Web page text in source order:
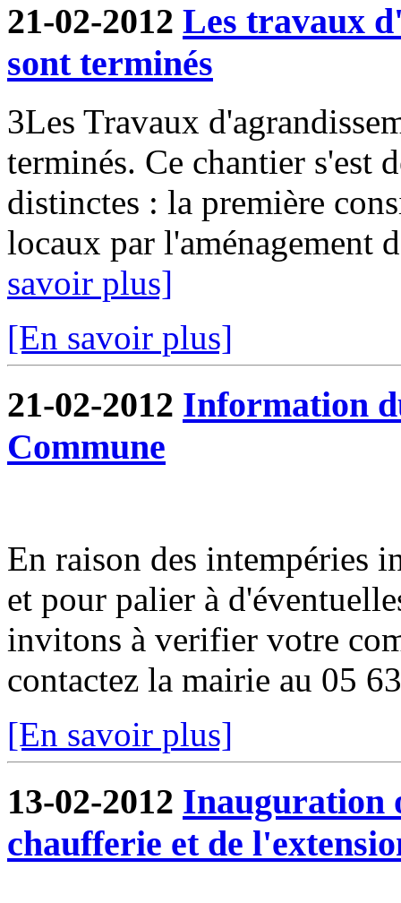
21-02-2012 Les travaux
sont terminés
3Les Travaux
terminés. Ce chantier s'est
distinctes : la première
locaux par l'aménagement
savoir plus]
[En savoir plus]
21-02-2012 Information
Commune
En raison des intempéries
et pour palier à
invitons à verifier votre
contactez la mairie au 05
[En savoir plus]
13-02-2012 Inauguration
chaufferie et de